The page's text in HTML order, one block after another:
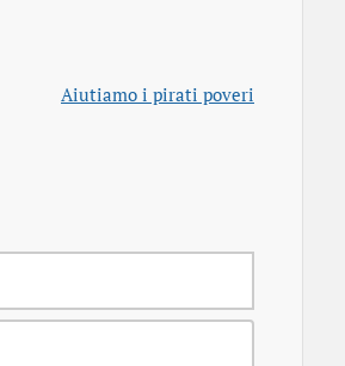
Aiutiamo i pirati poveri